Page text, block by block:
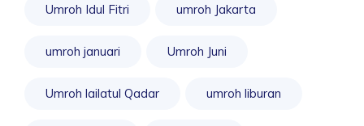
Umroh Idul Fitri umroh Jakarta
umroh januari Umroh Juni
Umroh lailatul Qadar umroh liburan